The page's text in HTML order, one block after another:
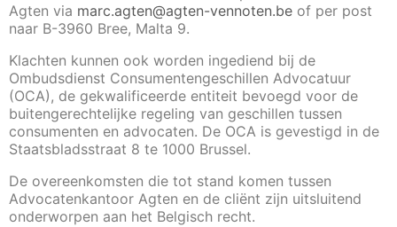
Agten via marc.agten@agten-vennoten.be of per post
naar B-3960 Bree, Malta 9.
Klachten kunnen ook worden ingediend bij de
Ombudsdienst Consumentengeschillen Advocatuur
(OCA), de gekwalificeerde entiteit bevoegd voor de
buitengerechtelijke regeling van geschillen tussen
consumenten en advocaten. De OCA is gevestigd in de
Staatsbladsstraat 8 te 1000 Brussel.
De overeenkomsten die tot stand komen tussen
Advocatenkantoor Agten en de cliënt zijn uitsluitend
onderworpen aan het Belgisch recht.